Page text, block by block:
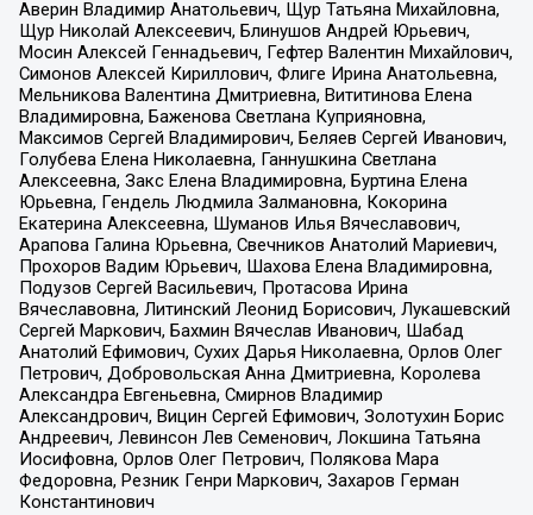
Аверин Владимир Анатольевич, Щур Татьяна Михайловна,
Щур Николай Алексеевич, Блинушов Андрей Юрьевич,
Мосин Алексей Геннадьевич, Гефтер Валентин Михайлович,
Симонов Алексей Кириллович, Флиге Ирина Анатольевна,
Мельникова Валентина Дмитриевна, Вититинова Елена
Владимировна, Баженова Светлана Куприяновна,
Максимов Сергей Владимирович, Беляев Сергей Иванович,
Голубева Елена Николаевна, Ганнушкина Светлана
Алексеевна, Закс Елена Владимировна, Буртина Елена
Юрьевна, Гендель Людмила Залмановна, Кокорина
Екатерина Алексеевна, Шуманов Илья Вячеславович,
Арапова Галина Юрьевна, Свечников Анатолий Мариевич,
Прохоров Вадим Юрьевич, Шахова Елена Владимировна,
Подузов Сергей Васильевич, Протасова Ирина
Вячеславовна, Литинский Леонид Борисович, Лукашевский
Сергей Маркович, Бахмин Вячеслав Иванович, Шабад
Анатолий Ефимович, Сухих Дарья Николаевна, Орлов Олег
Петрович, Добровольская Анна Дмитриевна, Королева
Александра Евгеньевна, Смирнов Владимир
Александрович, Вицин Сергей Ефимович, Золотухин Борис
Андреевич, Левинсон Лев Семенович, Локшина Татьяна
Иосифовна, Орлов Олег Петрович, Полякова Мара
Федоровна, Резник Генри Маркович, Захаров Герман
Константинович